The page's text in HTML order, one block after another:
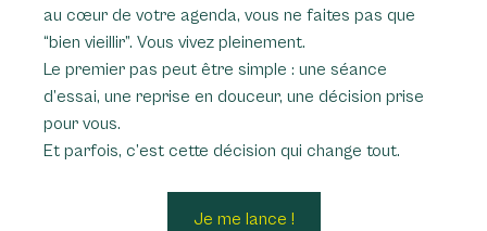
au cœur de votre agenda, vous ne faites pas que
“bien vieillir”. Vous vivez pleinement.
Le premier pas peut être simple : une séance
d’essai, une reprise en douceur, une décision prise
pour vous.
Et parfois, c’est cette décision qui change tout.
Je me lance !